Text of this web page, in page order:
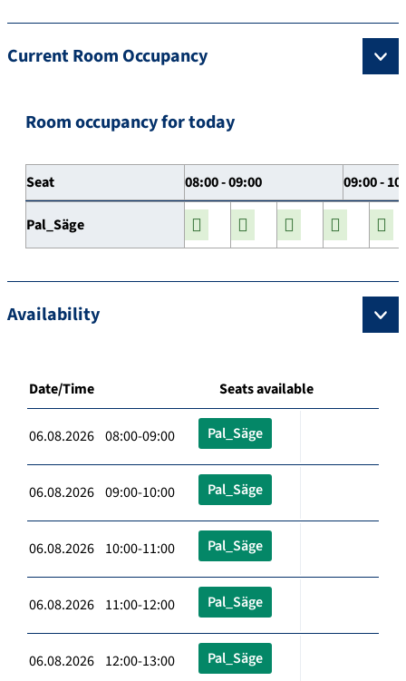
Current Room Occupancy
Room occupancy for today
Seat 08:00 - 09:00 09:00 -
Pal_Säge
Availability
Date/Time Seats available
06.08.2026 08:00-09:00 Pal_Säge
06.08.2026 09:00-10:00 Pal_Säge
06.08.2026 10:00-11:00 Pal_Säge
06.08.2026 11:00-12:00 Pal_Säge
06.08.2026 12:00-13:00 Pal_Säge